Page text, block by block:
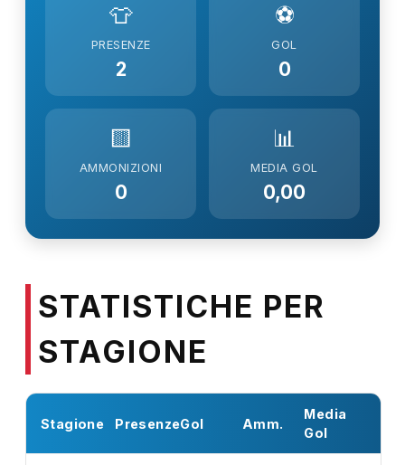
👕
PRESENZE
2
⚽
GOL
0
🟨
AMMONIZIONI
0
📊
MEDIA GOL
0,00
STATISTICHE PER
STAGIONE
Stagione PresenzeGol Amm.
Media
Gol